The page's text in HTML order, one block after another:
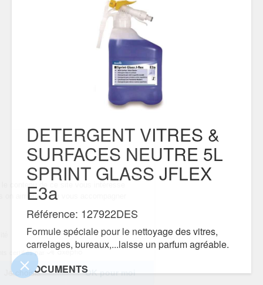
de vous déranger, mais on aimerait bien
certifiés par
Je choisis OK pour moi
DETERGENT VITRES &
SURFACES NEUTRE 5L
SPRINT GLASS JFLEX
E3a
Référence: 127922DES
Formule spéciale pour le nettoyage des vitres,
carrelages, bureaux,...laisse un parfum agréable.
DOCUMENTS